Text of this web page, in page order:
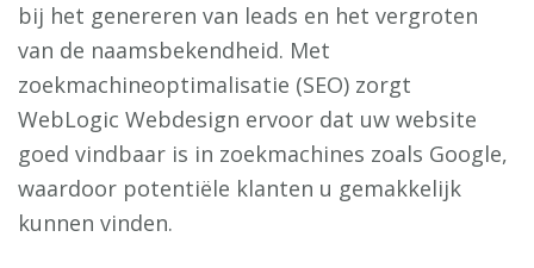
bij het genereren van leads en het vergroten
van de naamsbekendheid. Met
zoekmachineoptimalisatie (SEO) zorgt
WebLogic Webdesign ervoor dat uw website
goed vindbaar is in zoekmachines zoals Google,
waardoor potentiële klanten u gemakkelijk
kunnen vinden.